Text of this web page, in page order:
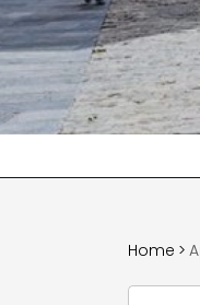
Home >